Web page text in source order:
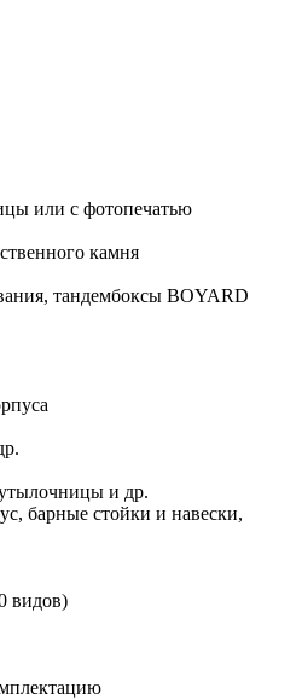
или с фотопечатью
камня
тандембоксы BOYARD
и др.
барные стойки и навески,
видов)